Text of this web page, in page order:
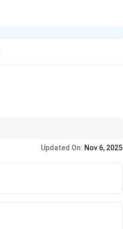
Updated On: Nov 6, 2025